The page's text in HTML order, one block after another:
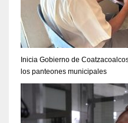
Inicia Gobierno de
los panteones municipales